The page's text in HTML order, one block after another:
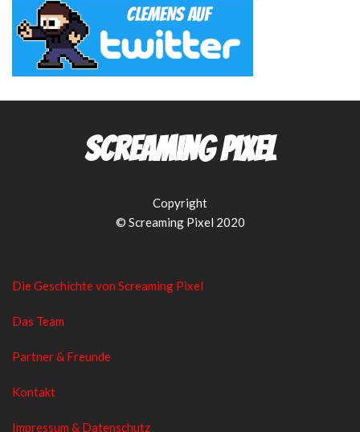
Screaming Pixel
Copyright
© Screaming Pixel 2020
Die Geschichte von Screaming Pixel
Das Team
Partner & Freunde
Kontakt
Impressum & Datenschutz